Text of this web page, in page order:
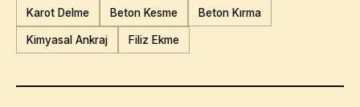
Karot Delme Beton Kesme Beton Kırma
Kimyasal Ankraj Filiz Ekme